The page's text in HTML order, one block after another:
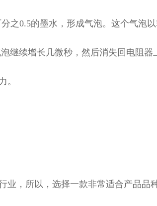
之0.5的墨水，形成气泡。这个气泡
继续增长几微秒，然后消失回电阻器
。
业，所以，选择一款非常适合产品品